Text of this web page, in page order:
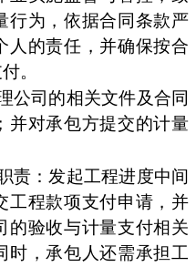
行为，依据合同条款严
人的责任，并确保按合
。
公司的相关文件及合同
并对承包方提交的计量
责：发起工程进度中间
工程款项支付申请，并
的验收与计量支付相关
时，承包人还需承担工